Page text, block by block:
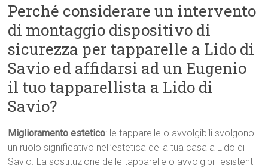
Perché considerare un intervento
di montaggio dispositivo di
sicurezza per tapparelle a Lido di
Savio ed affidarsi ad un Eugenio
il tuo tapparellista a Lido di
Savio?
Miglioramento estetico: le tapparelle o avvolgibili svolgono
un ruolo significativo nell’estetica della tua casa a Lido di
Savio. La sostituzione delle tapparelle o avvolgibili esistenti